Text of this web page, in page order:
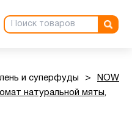
и суперфуды >
NOW
натуральной мяты,